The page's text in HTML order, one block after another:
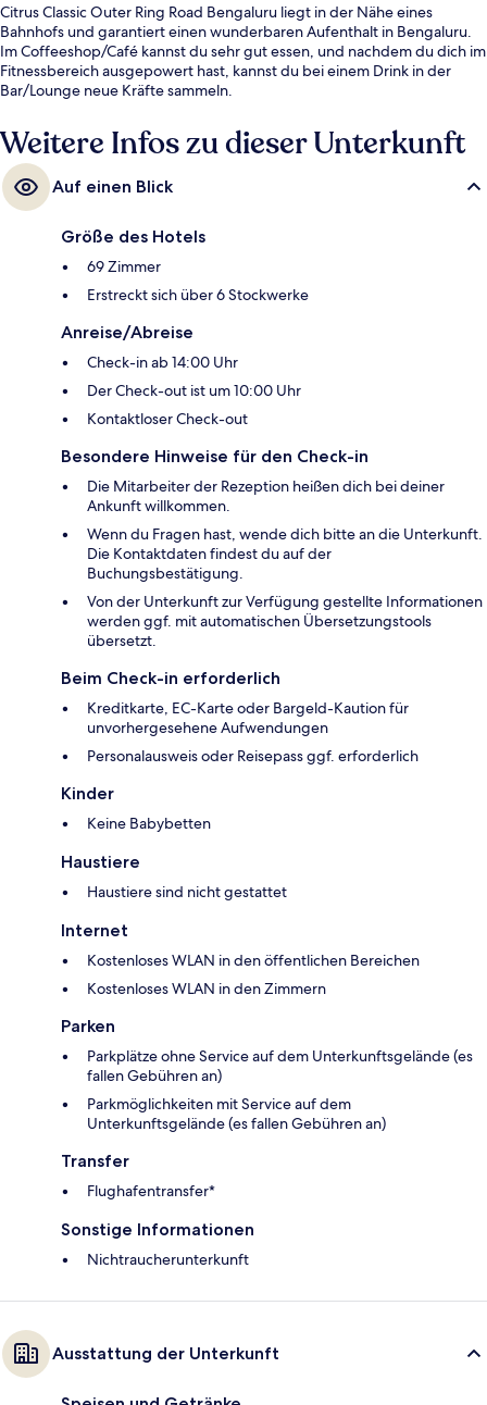
Citrus Classic Outer Ring Road Bengaluru liegt in der Nähe eines
Bahnhofs und garantiert einen wunderbaren Aufenthalt in Bengaluru.
Im Coffeeshop/Café kannst du sehr gut essen, und nachdem du dich im
Fitnessbereich ausgepowert hast, kannst du bei einem Drink in der
Bar/Lounge neue Kräfte sammeln.
Weitere Infos zu dieser Unterkunft
Auf einen Blick
Größe des Hotels
69 Zimmer
Erstreckt sich über 6 Stockwerke
Anreise/Abreise
Check-in ab 14:00 Uhr
Der Check-out ist um 10:00 Uhr
Kontaktloser Check-out
Besondere Hinweise für den Check-in
Die Mitarbeiter der Rezeption heißen dich bei deiner
Ankunft willkommen.
Wenn du Fragen hast, wende dich bitte an die Unterkunft.
Die Kontaktdaten findest du auf der
Buchungsbestätigung.
Von der Unterkunft zur Verfügung gestellte Informationen
werden ggf. mit automatischen Übersetzungstools
übersetzt.
Beim Check-in erforderlich
Kreditkarte, EC-Karte oder Bargeld-Kaution für
unvorhergesehene Aufwendungen
Personalausweis oder Reisepass ggf. erforderlich
Kinder
Keine Babybetten
Haustiere
Haustiere sind nicht gestattet
Internet
Kostenloses WLAN in den öffentlichen Bereichen
Kostenloses WLAN in den Zimmern
Parken
Parkplätze ohne Service auf dem Unterkunftsgelände (es
fallen Gebühren an)
Parkmöglichkeiten mit Service auf dem
Unterkunftsgelände (es fallen Gebühren an)
Transfer
Flughafentransfer*
Sonstige Informationen
Nichtraucherunterkunft
Ausstattung der Unterkunft